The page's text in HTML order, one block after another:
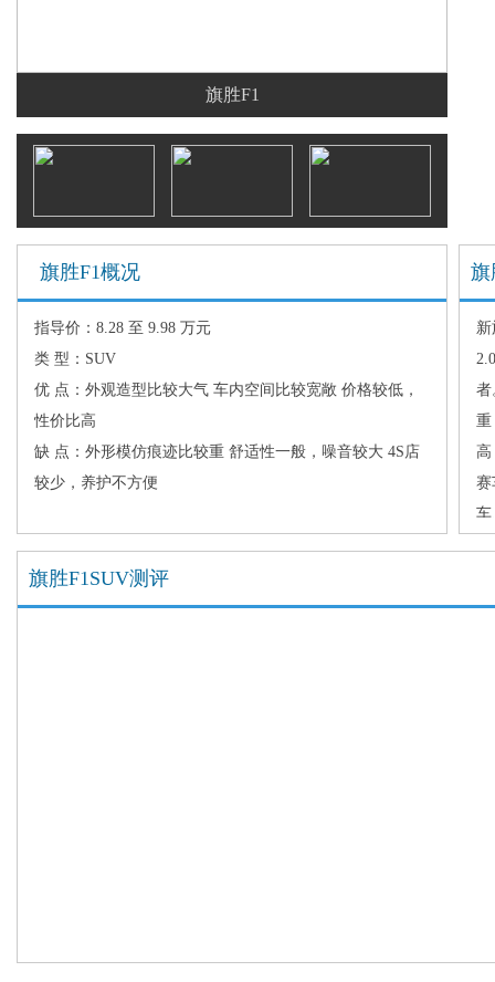
旗胜F1
旗胜F1概况
指导价：8.28 至 9.98 万元
类 型：SUV
优 点：外观造型比较大气 车内空间比较宽敞 价格较低，
性价比高
缺 点：外形模仿痕迹比较重 舒适性一般，噪音较大 4S店
较少，养护不方便
旗
者
重
赛
车
旗胜F1SUV测评